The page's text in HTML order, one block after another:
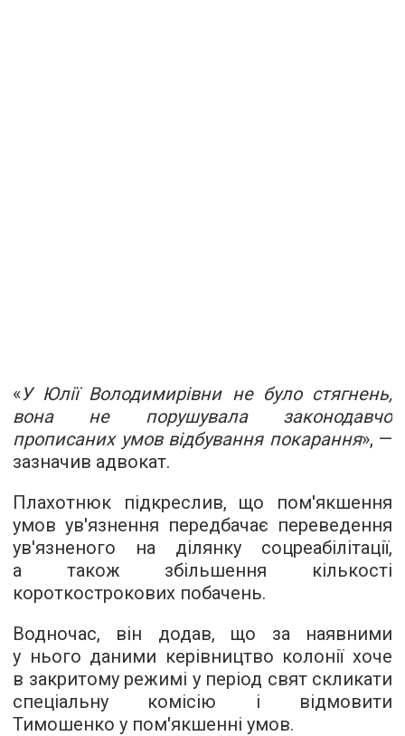
«У Юлії Володимирівни не було стягнень,
вона не порушувала законодавчо
прописаних умов відбування покарання», —
зазначив адвокат.
Плахотнюк підкреслив, що пом'якшення
умов ув'язнення передбачає переведення
ув'язненого на ділянку соцреабілітації,
а також збільшення кількості
короткострокових побачень.
Водночас, він додав, що за наявними
у нього даними керівництво колонії хоче
в закритому режимі у період свят скликати
спеціальну комісію і відмовити
Тимошенко у пом'якшенні умов.